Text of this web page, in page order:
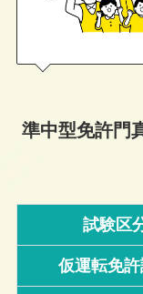
準中型免許門
試験区
仮運転免